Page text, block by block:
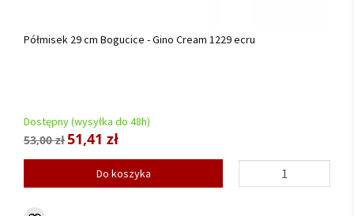
Półmisek 29 cm Bogucice - Gino Cream 1229 ecru
Dostępny (wysyłka do 48h)
53,00 zł51,41 zł
Do koszyka